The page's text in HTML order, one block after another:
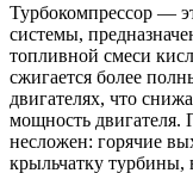
Турбокомпрессор —
системы,
топливной смеси
сжигается более
двигателях, что
мощность двигателя.
несложен: горячие
крыльчатку турбины,